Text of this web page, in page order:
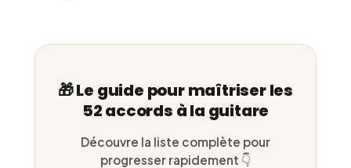
🎁 Le guide pour maîtriser les
52 accords à la guitare
Découvre la liste complète pour
progresser rapidement 👇